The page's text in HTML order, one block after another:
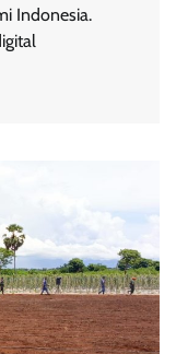
Indonesia.